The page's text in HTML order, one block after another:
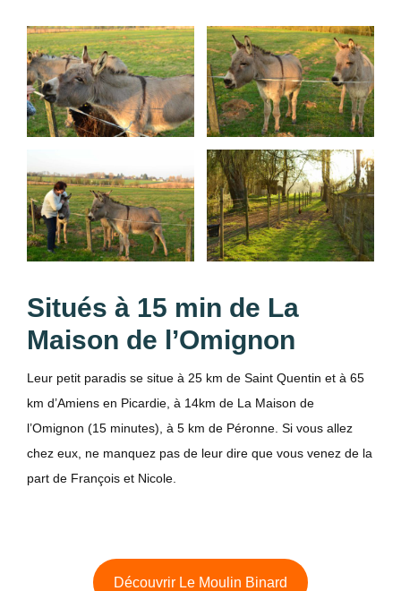
Situés à 15 min de La
Maison de l’Omignon
Leur petit paradis se situe à 25 km de Saint Quentin et à 65
km d’Amiens en Picardie, à 14km de La Maison de
l’Omignon (15 minutes), à 5 km de Péronne. Si vous allez
chez eux, ne manquez pas de leur dire que vous venez de la
part de François et Nicole.
Découvrir Le Moulin Binard